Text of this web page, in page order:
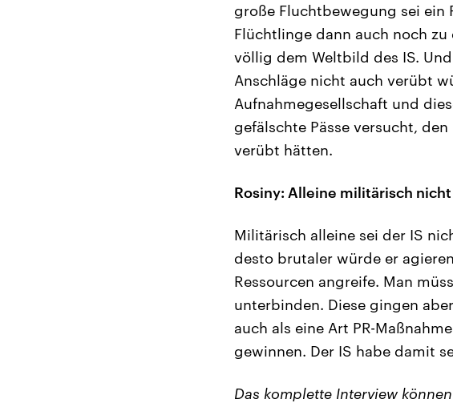
große Fluchtbewegung sei ein
Flüchtlinge dann auch noch
völlig dem Weltbild des IS.
Anschläge nicht auch verübt
Aufnahmegesellschaft und
gefälschte Pässe versucht,
verübt hätten.
Rosiny: Alleine militärisch
Militärisch alleine sei der IS
desto brutaler würde er
Ressourcen angreife. Man
unterbinden. Diese gingen
auch als eine Art PR-
gewinnen. Der IS habe damit
Das komplette Interview